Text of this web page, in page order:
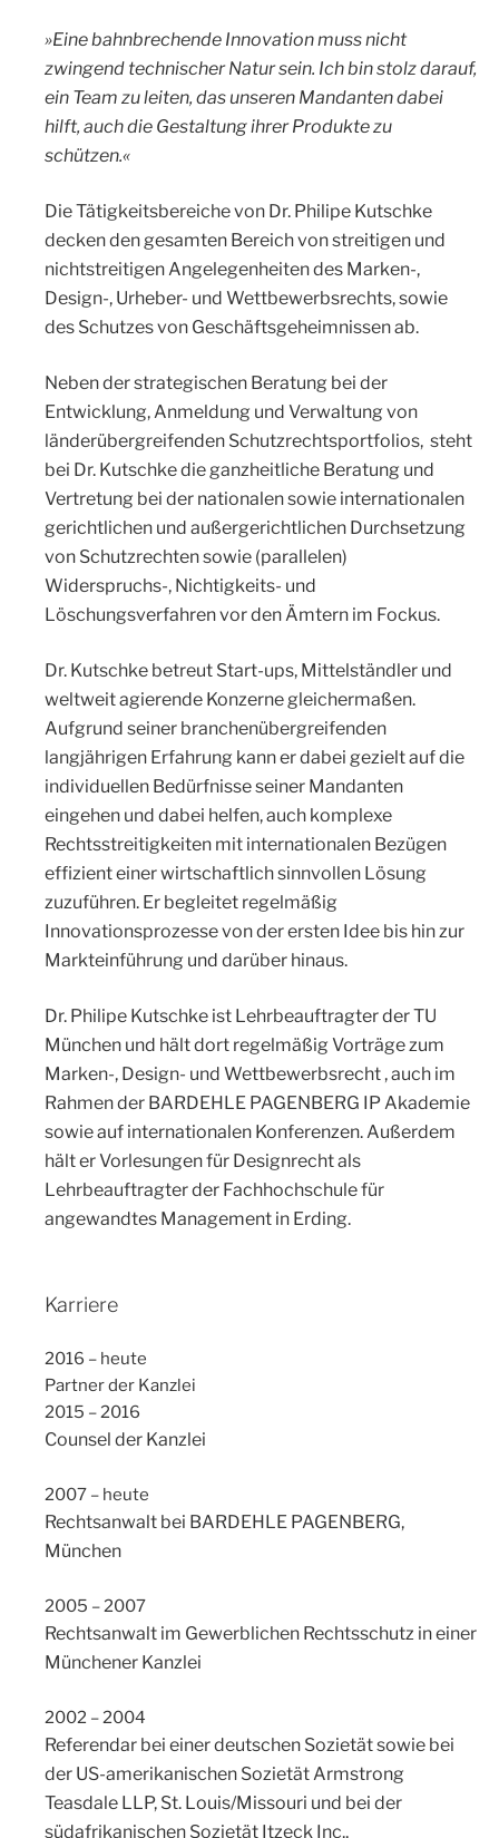
»Eine bahnbrechende Innovation muss nicht
zwingend technischer Natur sein. Ich bin stolz darauf,
ein Team zu leiten, das unseren Mandanten dabei
hilft, auch die Gestaltung ihrer Produkte zu
schützen.«
Die Tätigkeitsbereiche von Dr. Philipe Kutschke
decken den gesamten Bereich von streitigen und
nichtstreitigen Angelegenheiten des Marken-,
Design-, Urheber- und Wettbewerbsrechts, sowie
des Schutzes von Geschäftsgeheimnissen ab.
Neben der strategischen Beratung bei der
Entwicklung, Anmeldung und Verwaltung von
länderübergreifenden Schutzrechtsportfolios, steht
bei Dr. Kutschke die ganzheitliche Beratung und
Vertretung bei der nationalen sowie internationalen
gerichtlichen und außergerichtlichen Durchsetzung
von Schutzrechten sowie (parallelen)
Widerspruchs-, Nichtigkeits- und
Löschungsverfahren vor den Ämtern im Fockus.
Dr. Kutschke betreut Start-ups, Mittelständler und
weltweit agierende Konzerne gleichermaßen.
Aufgrund seiner branchenübergreifenden
langjährigen Erfahrung kann er dabei gezielt auf die
individuellen Bedürfnisse seiner Mandanten
eingehen und dabei helfen, auch komplexe
Rechtsstreitigkeiten mit internationalen Bezügen
effizient einer wirtschaftlich sinnvollen Lösung
zuzuführen. Er begleitet regelmäßig
Innovationsprozesse von der ersten Idee bis hin zur
Markteinführung und darüber hinaus.
Dr. Philipe Kutschke ist Lehrbeauftragter der TU
München und hält dort regelmäßig Vorträge zum
Marken-, Design- und Wettbewerbsrecht , auch im
Rahmen der BARDEHLE PAGENBERG IP Akademie
sowie auf internationalen Konferenzen. Außerdem
hält er Vorlesungen für Designrecht als
Lehrbeauftragter der Fachhochschule für
angewandtes Management in Erding.
Karriere
2016 – heute
Partner der Kanzlei
2015 – 2016
Counsel der Kanzlei
2007 – heute
Rechtsanwalt bei BARDEHLE PAGENBERG,
München
2005 – 2007
Rechtsanwalt im Gewerblichen Rechtsschutz in einer
Münchener Kanzlei
2002 – 2004
Referendar bei einer deutschen Sozietät sowie bei
der US-amerikanischen Sozietät Armstrong
Teasdale LLP, St. Louis/Missouri und bei der
südafrikanischen Sozietät Itzeck Inc.,